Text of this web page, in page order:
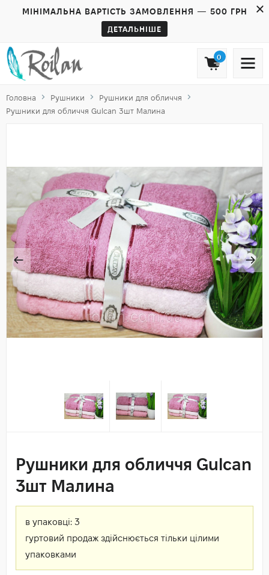
МІНІМАЛЬНА ВАРТІСТЬ ЗАМОВЛЕННЯ — 500 ГРН
ДЕТАЛЬНІШЕ
0
Головна Рушники
Рушники для обличчя
Рушники для обличчя Gulcan 3шт Малина
Рушники для обличчя Gulcan
3шт Малина
в упаковці: 3
гуртовий продаж здійснюється тільки цілими
упаковками